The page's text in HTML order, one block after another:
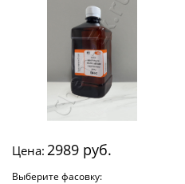
Цена: 2989 руб.
Выберите фасовку: